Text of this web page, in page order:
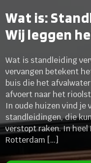
Wat is:
Wij leggen
Wat is standleiding
vervangen betekent
buis die het
afvoert naar het
In oude huizen vind je
standleidingen, die
verstopt raken. In heel
Rotterdam […]